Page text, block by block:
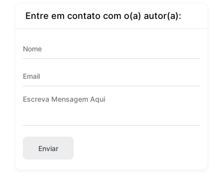
Entre em contato com o(a) autor(a):
Enviar